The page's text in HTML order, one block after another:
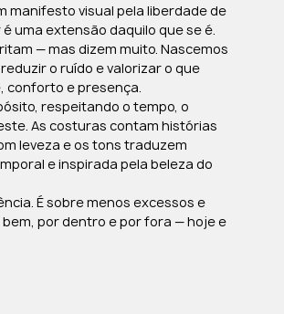
manifesto visual pela liberdade de
uma extensão daquilo que se é.
— mas dizem muito. Nascemos
o ruído e valorizar o que
e presença.
respeitando o tempo, o
As costuras contam histórias
leveza e os tons traduzem
e inspirada pela beleza do
É sobre menos excessos e
por dentro e por fora — hoje e